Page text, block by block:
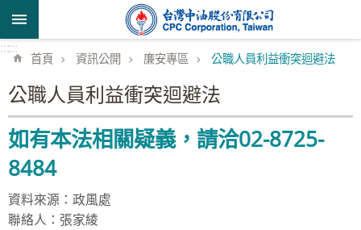
跳到主要內容區塊
::::::
首頁 資訊公開 廉安專區 公職人員利益衝突迴避法
公職人員利益衝突迴避法
如有本法相關疑義，請洽02-8725-
8484
資料來源：政風處
聯絡人：張家綾